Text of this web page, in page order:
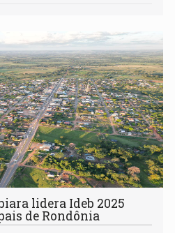
lidera Ideb 2025
de Rondônia